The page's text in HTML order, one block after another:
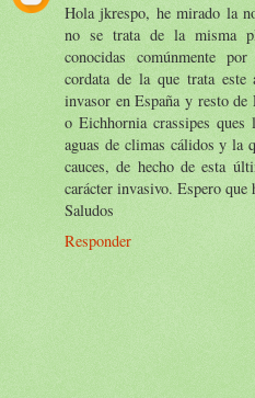
Hola jkrespo, he mirado la
no se trata de la misma
conocidas comúnmente
cordata de la que trata
invasor en España y resto
o Eichhornia crassipes ques
aguas de climas cálidos y la
cauces, de hecho de esta
carácter invasivo. Espero que
Saludos
Responder